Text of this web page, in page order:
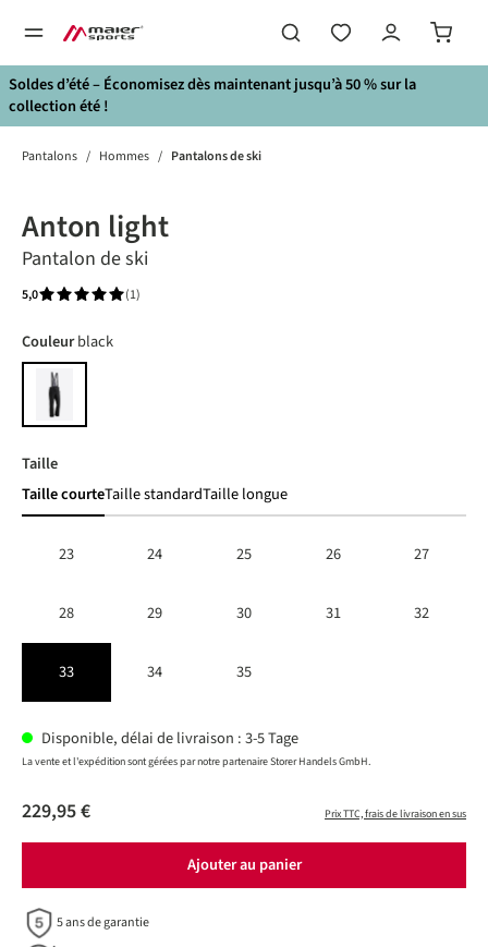
principal
Soldes d’été – Économisez dès maintenant jusqu’à 50 % sur la
collection été !
Pantalons / Hommes / Pantalons de ski
Anton light
Pantalon de ski
5,0 (1)
Choisir
Couleurblack
black
Choisir
Taille
Taille courteTaille standardTaille longue
23 24 25 26 27
28 29 30 31 32
33 34 35
Disponible, délai de livraison : 3-5 Tage
La vente et l'expédition sont gérées par notre partenaire Storer Handels GmbH.
229,95 € Prix TTC, frais de livraison en sus
Ajouter au panier
5 ans de garantie